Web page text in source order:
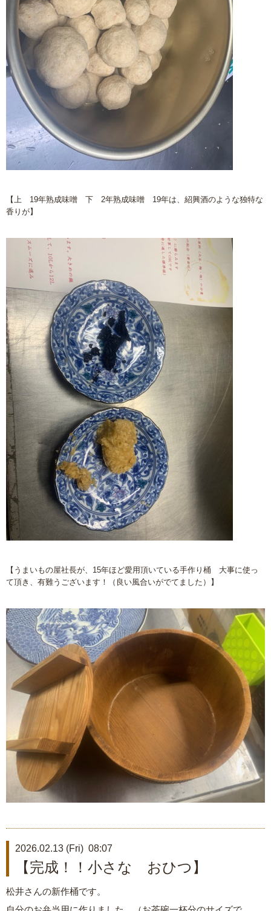
【上 19年熟成味噌 下 2年熟成味噌 19年は、紹興酒のような独特な
香りが】
【うまいもの屋社長が、15年ほど愛用頂いている手作り桶 大事に使っ
て頂き、有難うございます！（良い風合いがでてました）】
2026.02.13 (Fri) 08:07
【完成！！小さな おひつ】
松井さんの新作桶です。